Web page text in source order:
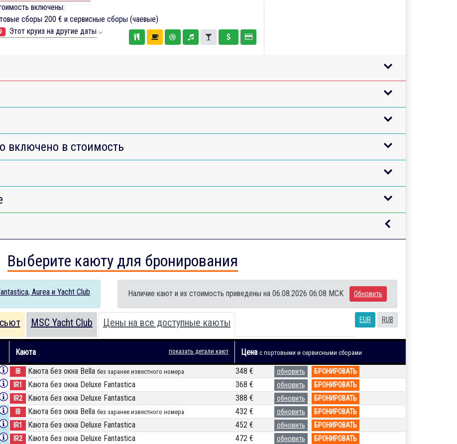
включены:
сборы 200 € и сервисные сборы (чаевые)
Этот круиз на другие даты
включено в стоимость
Выберите каюту для бронирования
Aurea и Yacht Club Наличие кают и их стоимость приведены на 06.08.2026 06:08 MCK Обновить
EUR RUB
сьют MSC Yacht Club Цены на все доступные каюты
Каюта показать детали кают Цена с портовыми и сервисными сборами
IB Каюта без окна Bella без заранее известного номера 348 € обновить БРОНИРОВАТЬ
IR1 Каюта без окна Deluxe Fantastica 368 € обновить БРОНИРОВАТЬ
IR2 Каюта без окна Deluxe Fantastica 388 € обновить БРОНИРОВАТЬ
IB Каюта без окна Bella без заранее известного номера 432 € обновить БРОНИРОВАТЬ
IR1 Каюта без окна Deluxe Fantastica 452 € обновить БРОНИРОВАТЬ
IR2 Каюта без окна Deluxe Fantastica 472 € обновить БРОНИРОВАТЬ